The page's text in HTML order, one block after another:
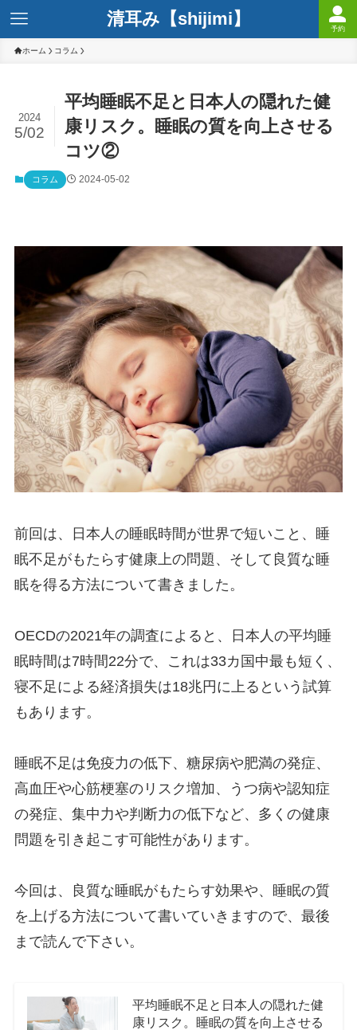
清耳み【shijimi】 予約
ホーム コラム
平均睡眠不足と日本人の隠れた健
康リスク。睡眠の質を向上させる
コツ②
2024
5/02
コラム 2024-05-02
前回は、日本人の睡眠時間が世界で短いこと、睡
眠不足がもたらす健康上の問題、そして良質な睡
眠を得る方法について書きました。
OECDの2021年の調査によると、日本人の平均睡
眠時間は7時間22分で、これは33カ国中最も短く、
寝不足による経済損失は18兆円に上るという試算
もあります。
睡眠不足は免疫力の低下、糖尿病や肥満の発症、
高血圧や心筋梗塞のリスク増加、うつ病や認知症
の発症、集中力や判断力の低下など、多くの健康
問題を引き起こす可能性があります。
今回は、良質な睡眠がもたらす効果や、睡眠の質
を上げる方法について書いていきますので、最後
まで読んで下さい。
平均睡眠不足と日本人の隠れた健
康リスク。睡眠の質を向上させる